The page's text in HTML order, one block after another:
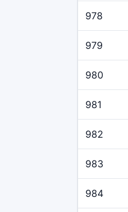
978
979
980
981
982
983
984